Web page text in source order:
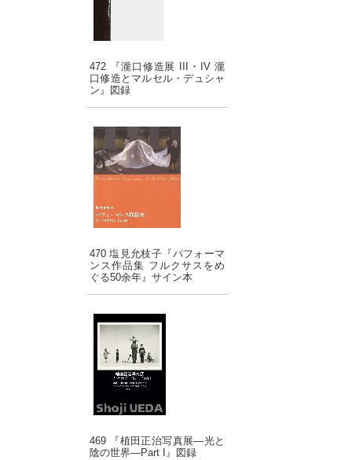
472 『瀧口修造展 III・IV 瀧
口修造とマルセル・デュシャ
ン』図録
470 塩見允枝子『パフォーマ
ンス作品集 フルクサスをめ
ぐる50余年』サイン本
469 『植田正治写真展―光と
陰の世界―Part I』図録